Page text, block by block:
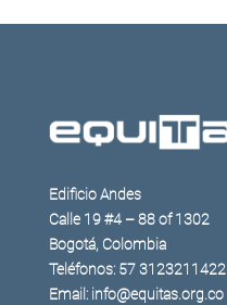
Edificio Andes
Calle 19 #4 – 88 of 1302
Bogotá, Colombia
Teléfonos: 57 3123211422
Email: info@equitas.org.co